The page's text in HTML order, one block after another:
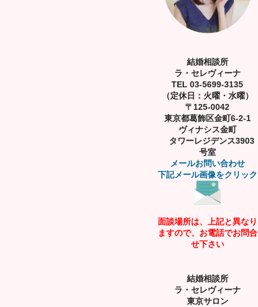
結婚相談所
ラ・セレヴィーナ
TEL 03-5699-3135
（定休日：火曜・水曜）
〒125-0042
東京都葛飾区金町6-2-1
ヴィナシス金町
タワーレジデンス3903
号室
メールお問い合わせ
下記メール画像をクリック
面談場所は、上記と異なり
ますので、お電話でお問合
せ下さい
結婚相談所
ラ・セレヴィーナ
東京サロン